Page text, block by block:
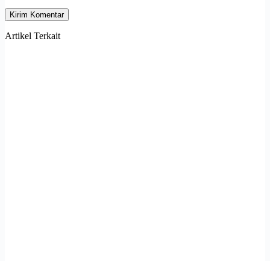
Kirim Komentar
Artikel Terkait